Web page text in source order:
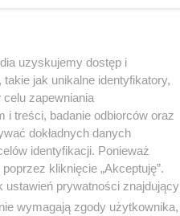
uzyskujemy dostęp i
jak unikalne identyfikatory,
zapewniania
i treści, badanie odbiorców oraz
dokładnych danych
identyfikacji. Ponieważ
kliknięcie „Akceptuję”.
prywatności znajdujący
wymagają zgody użytkownika,